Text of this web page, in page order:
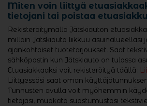
Miten voin liittyä
tietojani tai poistaa
Rekisteröitymällä Jätskiauton
milloin Jätskiauto liikkuu asuinalueellasi
ajankohtaiset tuotetarjoukset. Saat
sähköpostin kun Jätskiauto on tulossa
Etuasiakkaaksi voit rekisteröityä täällä:
Liittyessäsi saat oman
Tunnusten avulla voit myöhemmin
tietojasi, muokata suostumustasi